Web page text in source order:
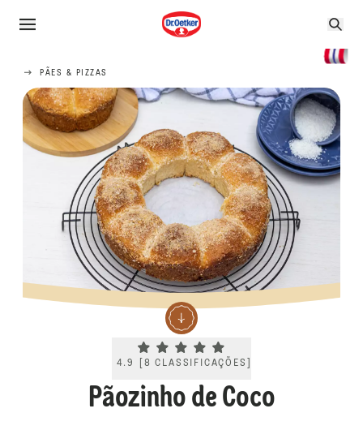
PÃES & PIZZAS
Current rating 4.9. Click to rate.
4.9 8 CLASSIFICAÇÕES
Pãozinho de Coco